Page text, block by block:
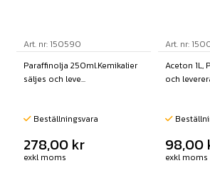
Art. nr: 150590
Paraffinolja 250ml.Kemikalier
säljes och leve...
Beställningsvara
278,00 kr
exkl moms
Art. nr:
Aceton 1L,
och
98,00
exkl moms